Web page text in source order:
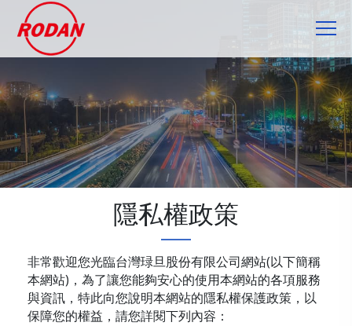
隱私權政策
非常歡迎您光臨台灣琭旦股份有限公司網站(以下簡稱
本網站)，為了讓您能夠安心的使用本網站的各項服務
與資訊，特此向您說明本網站的隱私權保護政策，以
保障您的權益，請您詳閱下列內容：
Cookie管理面板